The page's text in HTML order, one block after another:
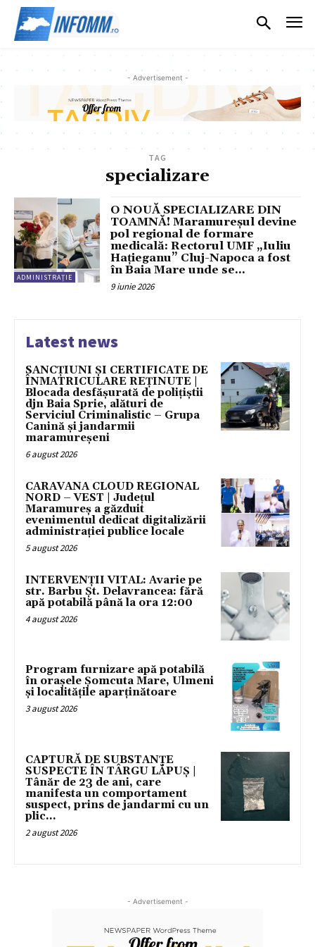
- Advertisement -
TAG
specializare
ADMINISTRAȚIE
O NOUĂ SPECIALIZARE DIN
TOAMNĂ! Maramureșul devine
pol regional de formare
medicală: Rectorul UMF „Iuliu
Hațieganu” Cluj-Napoca a fost
în Baia Mare unde se...
9 iunie 2026
Latest news
SANCȚIUNI ȘI CERTIFICATE DE
ÎNMATRICULARE REȚINUTE |
Blocada desfășurată de polițiștii
djn Baia Sprie, alături de
Serviciul Criminalistic – Grupa
Canină și jandarmii
maramureșeni
6 august 2026
CARAVANA CLOUD REGIONAL
NORD – VEST | Județul
Maramureș a găzduit
evenimentul dedicat digitalizării
administrației publice locale
5 august 2026
INTERVENȚII VITAL: Avarie pe
str. Barbu Șt. Delavrancea: fără
apă potabilă până la ora 12:00
4 august 2026
Program furnizare apă potabilă
în orașele Șomcuta Mare, Ulmeni
și localitățile aparținătoare
3 august 2026
CAPTURĂ DE SUBSTANȚE
SUSPECTE ÎN TÂRGU LĂPUȘ |
Tânăr de 23 de ani, care
manifesta un comportament
suspect, prins de jandarmi cu un
plic...
2 august 2026
- Advertisement -